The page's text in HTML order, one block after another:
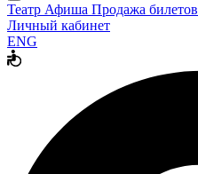
Театр Афиша Продажа билетов
Личный кабинет
ENG